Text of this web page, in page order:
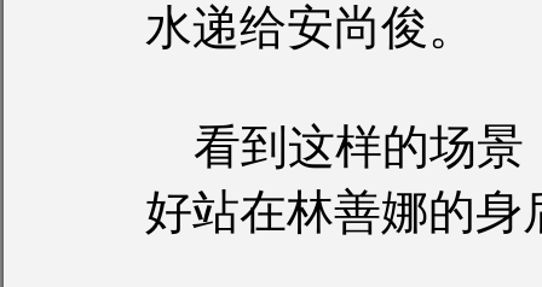
水递给安尚俊。
看到这样的场景
好站在林善娜的身